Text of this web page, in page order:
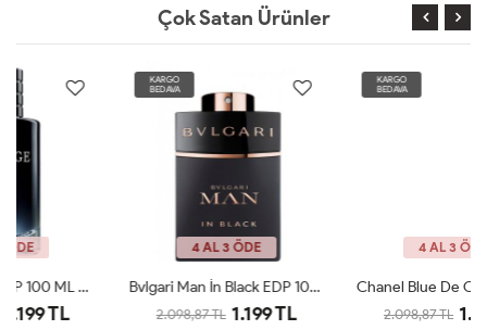
Çok Satan Ürünler
KARGO
BEDAVA
Bvlgari Man İn Black EDP 100ml Parfüm Man Tester
2.098,87 TL 1.199 TL
KARGO
BEDAVA
Chanel Blue De Chanel EDP 100ml Parfüm Man Tester
2.098,87 TL 1.199 TL